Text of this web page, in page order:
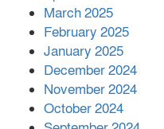
March 2025
February 2025
January 2025
December 2024
November 2024
October 2024